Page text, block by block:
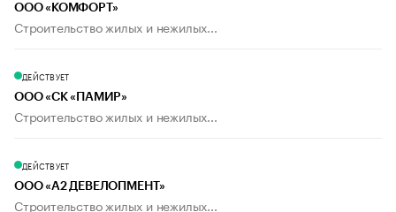
ООО «КОМФОРТ»
Строительство жилых и нежилых...
ДЕЙСТВУЕТ
ООО «СК «ПАМИР»
Строительство жилых и нежилых...
ДЕЙСТВУЕТ
ООО «А2 ДЕВЕЛОПМЕНТ»
Строительство жилых и нежилых...